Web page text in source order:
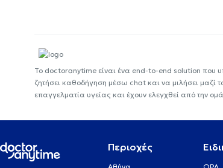
Το doctoranytime είναι ένα end-to-end solution που
ζητήσει καθοδήγηση μέσω chat και να μιλήσει μαζί
επαγγελματία υγείας και έχουν ελεγχθεί από την
Περιοχές